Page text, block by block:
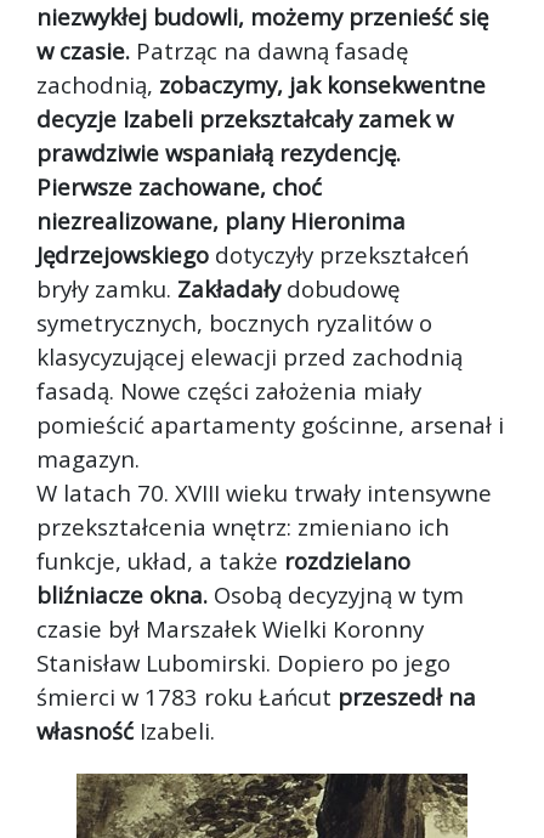
niezwykłej budowli, możemy przenieść się
w czasie. Patrząc na dawną fasadę
zachodnią, zobaczymy, jak konsekwentne
decyzje Izabeli przekształcały zamek w
prawdziwie wspaniałą rezydencję.
Pierwsze zachowane, choć
niezrealizowane, plany Hieronima
Jędrzejowskiego dotyczyły przekształceń
bryły zamku. Zakładałydobudowę
symetrycznych, bocznych ryzalitów o
klasycyzującej elewacji przed zachodnią
fasadą. Nowe części założenia miały
pomieścić apartamenty gościnne, arsenał i
magazyn.
W latach 70. XVIII wieku trwały intensywne
przekształcenia wnętrz: zmieniano ich
funkcje, układ, a także rozdzielano
bliźniacze okna. Osobą decyzyjną w tym
czasie był Marszałek Wielki Koronny
Stanisław Lubomirski. Dopiero po jego
śmierci w 1783 roku Łańcut przeszedł na
własność Izabeli.